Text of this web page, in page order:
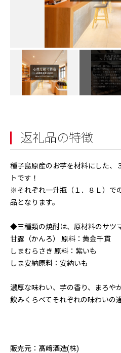
返礼品の特徴
種子島原産のお芋を材料にした、
トです！
※それぞれ一升瓶（１．８Ｌ）で
品となります。
◆三種類の焼酎は、原材料のサツ
甘露（かんろ） 原料：黄金千貫
しまむらさき 原料：紫いも
しま安納原料：安納いも
濃厚な味わい、芋の香り、まろや
飲みくらべてそれぞれの味わいの
販売元：髙﨑酒造(株)